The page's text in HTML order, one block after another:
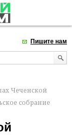
Пишите нам
Чеченской
собрание